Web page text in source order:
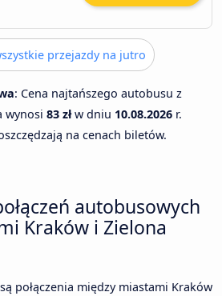
przejazdy na jutro
: Cena najtańszego autobusu z
wynosi 83 złw dniu 10.08.2026 r.
na cenach biletów.
autobusowych
Kraków i Zielona
połączenia między miastami Kraków